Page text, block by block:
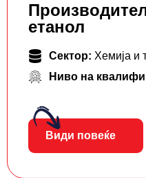
етанол
Сектор: Хемија и
Ниво на
Види повеќе